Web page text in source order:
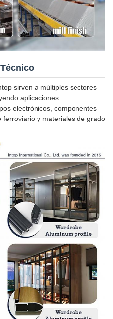
sirven a múltiples sectores
aplicaciones
electrónicos, componentes
ferroviario y materiales de grado